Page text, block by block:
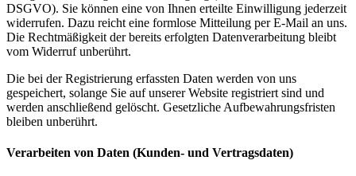
DSGVO). Sie können eine von Ihnen erteilte Einwilligung jederzeit
widerrufen. Dazu reicht eine formlose Mitteilung per E-Mail an uns.
Die Rechtmäßigkeit der bereits erfolgten Datenverarbeitung bleibt
vom Widerruf unberührt.
Die bei der Registrierung erfassten Daten werden von uns
gespeichert, solange Sie auf unserer Website registriert sind und
werden anschließend gelöscht. Gesetzliche Aufbewahrungsfristen
bleiben unberührt.
Verarbeiten von Daten (Kunden- und Vertragsdaten)